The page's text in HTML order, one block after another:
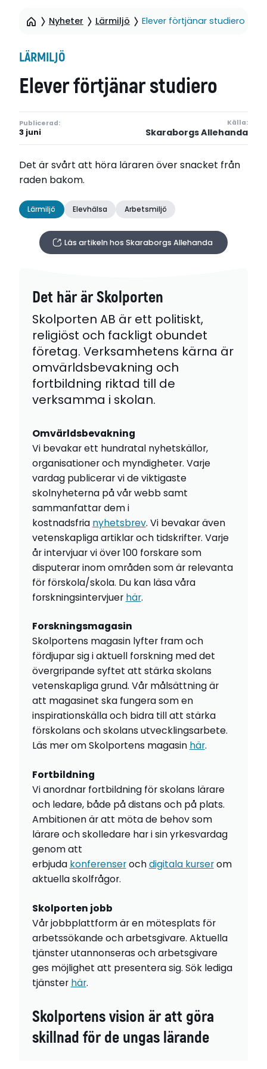
Nyheter Lärmiljö Elever förtjänar studiero
LÄRMILJÖ
Elever förtjänar studiero
Publicerad:
3 juni
Källa:
Skaraborgs Allehanda
Det är svårt att höra läraren över snacket från
raden bakom.
Lärmiljö Elevhälsa Arbetsmiljö
Läs artikeln hos Skaraborgs Allehanda
Det här är Skolporten
Skolporten AB är ett politiskt,
religiöst och fackligt obundet
företag. Verksamhetens kärna är
omvärldsbevakning och
fortbildning riktad till de
verksamma i skolan.
Omvärldsbevakning
Vi bevakar ett hundratal nyhetskällor,
organisationer och myndigheter. Varje
vardag publicerar vi de viktigaste
skolnyheterna på vår webb samt
sammanfattar dem i
kostnadsfria nyhetsbrev. Vi bevakar även
vetenskapliga artiklar och tidskrifter. Varje
år intervjuar vi över 100 forskare som
disputerar inom områden som är relevanta
för förskola/skola. Du kan läsa våra
forskningsintervjuer här.
Forskningsmagasin
Skolportens magasin lyfter fram och
fördjupar sig i aktuell forskning med det
övergripande syftet att stärka skolans
vetenskapliga grund. Vår målsättning är
att magasinet ska fungera som en
inspirationskälla och bidra till att stärka
förskolans och skolans utvecklingsarbete.
Läs mer om Skolportens magasin här.
Fortbildning
Vi anordnar fortbildning för skolans lärare
och ledare, både på distans och på plats.
Ambitionen är att möta de behov som
lärare och skolledare har i sin yrkesvardag
genom att
erbjuda konferenserochdigitala kurserom
aktuella skolfrågor.
Skolporten jobb
Vår jobbplattform är en mötesplats för
arbetssökande och arbetsgivare. Aktuella
tjänster utannonseras och arbetsgivare
ges möjlighet att presentera sig. Sök lediga
tjänster här.
Skolportens vision är att göra
skillnad för de ungas lärande